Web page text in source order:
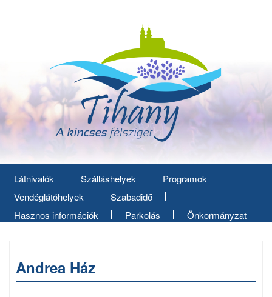
Látnivalók Szálláshelyek
Programok
Vendéglátóhelyek
Szabadidő
Hasznos információk
Parkolás Önkormányzat
Andrea Ház